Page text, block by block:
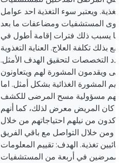
ويعتبر سوء التغذية احد عوامل
المستشفيات ومضاعفات ما بعد
مما يسبب ذلك فترات إقامة أطول في
بذلك تكلفة العلاج. العناية التغذوية
التخصصات لتحقيق الهدف الأمثل.
ويقدمون المشورة لهم ويتعاونون
المشورة الغذائية بشكل أمثل. اما
مسؤولية مسح المرضى للكشف
كان المريض معرض لذلك، كما أنهم
من نيلهم احتياجاتهم من خلال
ومن خلال التواصل مع باقي الفريق
تغذية. الهدف: تقييم المعلومات
والممرضين في أربعة من المستشفيات